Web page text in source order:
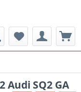
Audi SQ2 GA